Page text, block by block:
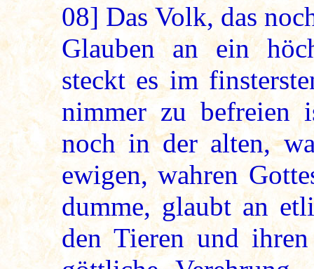
08] Das Volk, das
Glauben an ein
steckt es im
nimmer zu befreien
noch in der alten,
ewigen, wahren
dumme, glaubt an
den Tieren und